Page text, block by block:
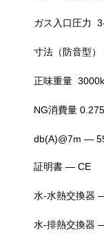
ガス入口圧力
寸法（防音型
正味重量
NG消費量
db(A)@7m —
証明書 — CE
水-水熱交換器
水-排熱交換器